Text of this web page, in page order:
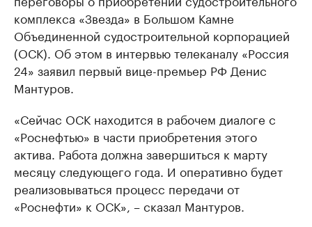
комплекса «Звезда» в Большом Камне
Объединенной судостроительной корпорацией
(ОСК). Об этом в интервью телеканалу «Россия
24» заявил первый вице-премьер РФ Денис
Мантуров.
«Сейчас ОСК находится в рабочем диалоге с
«Роснефтью» в части приобретения этого
актива. Работа должна завершиться к марту
месяцу следующего года. И оперативно будет
реализовываться процесс передачи от
«Роснефти» к ОСК», – сказал Мантуров.